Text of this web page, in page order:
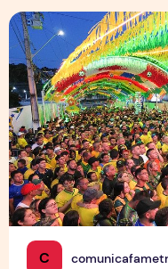
C
Tradição das Ruas da